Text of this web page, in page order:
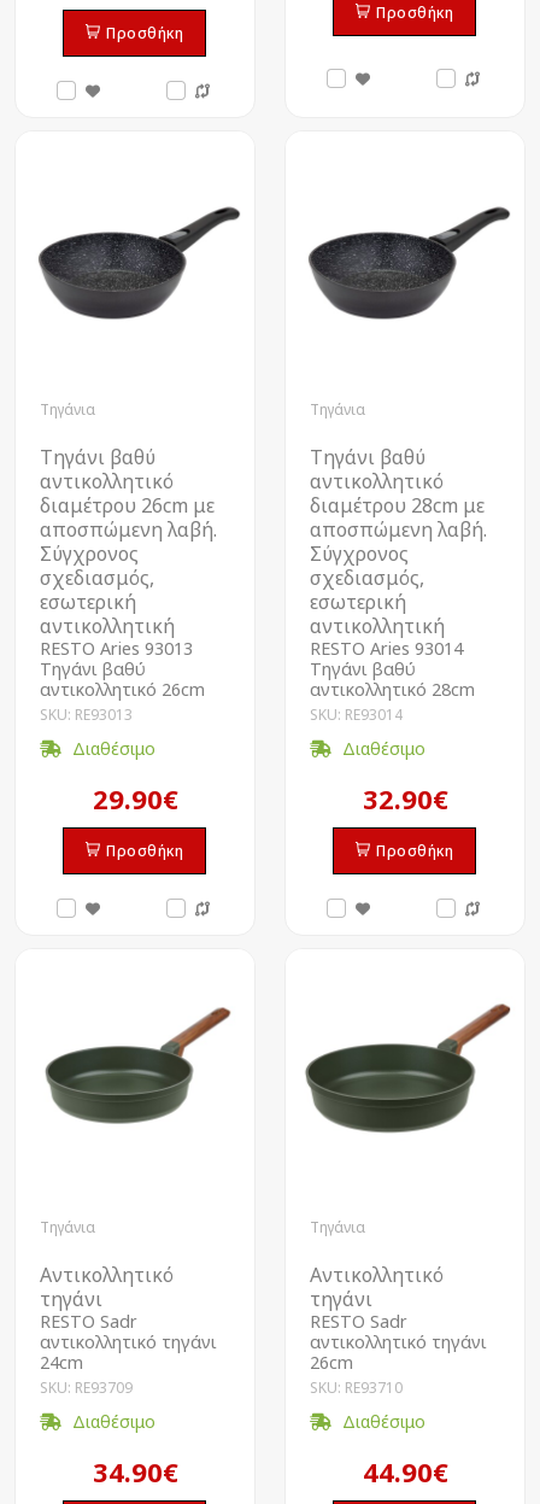
Προσθήκη
Προσθήκη
Τηγάνια
Τηγάνι βαθύ
αντικολλητικό
διαμέτρου 26cm με
αποσπώμενη λαβή.
Σύγχρονος
σχεδιασμός,
εσωτερική
αντικολλητική
RESTO Aries 93013
Τηγάνι βαθύ
αντικολλητικό 26cm
SKU: RE93013
Διαθέσιμο
29.90€
Προσθήκη
Τηγάνια
Τηγάνι βαθύ
αντικολλητικό
διαμέτρου 28cm με
αποσπώμενη λαβή.
Σύγχρονος
σχεδιασμός,
εσωτερική
αντικολλητική
RESTO Aries 93014
Τηγάνι βαθύ
αντικολλητικό 28cm
SKU: RE93014
Διαθέσιμο
32.90€
Προσθήκη
Τηγάνια
Αντικολλητικό
τηγάνι
RESTO Sadr
αντικολλητικό τηγάνι
24cm
SKU: RE93709
Διαθέσιμο
34.90€
Τηγάνια
Αντικολλητικό
τηγάνι
RESTO Sadr
αντικολλητικό τηγάνι
26cm
SKU: RE93710
Διαθέσιμο
44.90€